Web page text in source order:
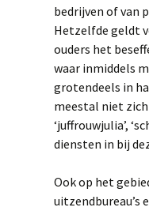
bedrijven of van
Hetzelfde geldt
ouders het
waar inmiddels
grotendeels in
meestal niet
‘juffrouwjulia’,
diensten in bij
Ook op het
uitzendbureau’s